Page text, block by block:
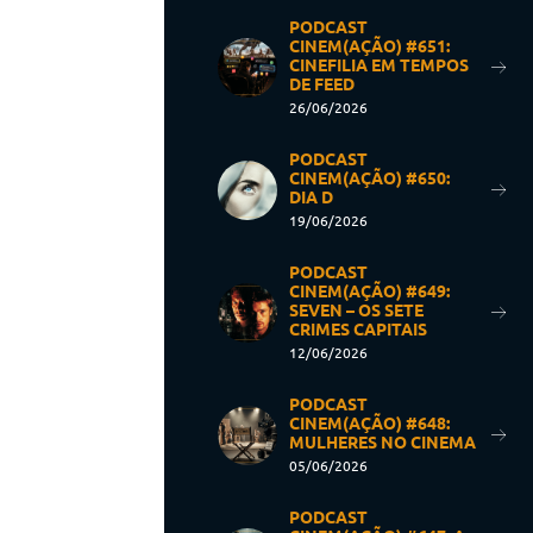
PODCAST
CINEM(AÇÃO) #651:
CINEFILIA EM TEMPOS
DE FEED
26/06/2026
PODCAST
CINEM(AÇÃO) #650:
DIA D
19/06/2026
PODCAST
CINEM(AÇÃO) #649:
SEVEN – OS SETE
CRIMES CAPITAIS
12/06/2026
PODCAST
CINEM(AÇÃO) #648:
MULHERES NO CINEMA
05/06/2026
PODCAST